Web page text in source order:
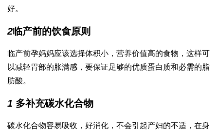
好。
2临产前的饮食原则
临产前孕妈妈应该选择体积小，营养价值高的食物，这样可
以减轻胃部的胀满感，要保证足够的优质蛋白质和必需的脂
肪酸。
1 多补充碳水化合物
碳水化合物容易吸收，好消化，不会引起产妇的不适，在身